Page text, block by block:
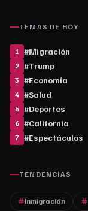
TEMAS DE HOY
1 #Migración
2 #Trump
3 #Economía
4 #Salud
5 #Deportes
6 #California
7 #Espectáculos
TENDENCIAS
Inmigración